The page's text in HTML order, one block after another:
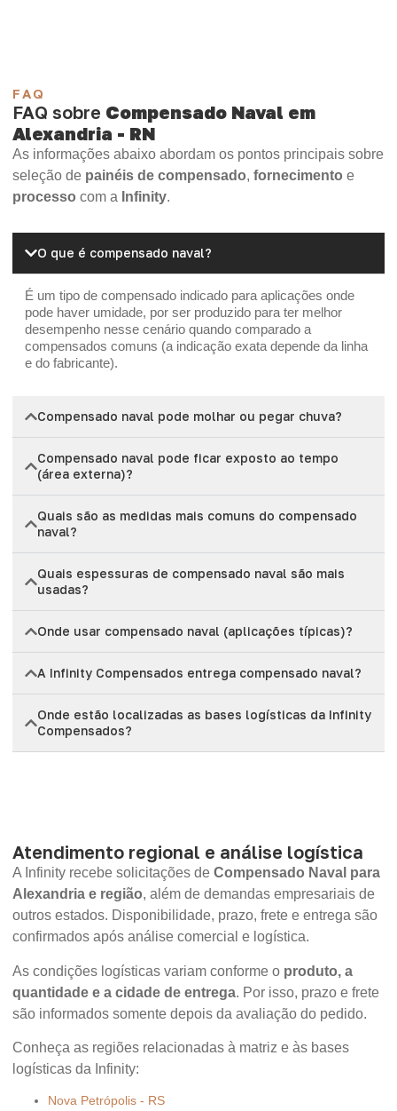
FAQ
FAQ sobre Compensado Naval em
Alexandria - RN
As informações abaixo abordam os pontos principais sobre
seleção de painéis de compensado, fornecimento e
processo com a Infinity.
O que é compensado naval?
É um tipo de compensado indicado para aplicações onde
pode haver umidade, por ser produzido para ter melhor
desempenho nesse cenário quando comparado a
compensados comuns (a indicação exata depende da linha
e do fabricante).
Compensado naval pode molhar ou pegar chuva?
Compensado naval pode ficar exposto ao tempo
(área externa)?
Quais são as medidas mais comuns do compensado
naval?
Quais espessuras de compensado naval são mais
usadas?
Onde usar compensado naval (aplicações típicas)?
A Infinity Compensados entrega compensado naval?
Onde estão localizadas as bases logísticas da Infinity
Compensados?
Atendimento regional e análise logística
A Infinity recebe solicitações de Compensado Naval para
Alexandria e região, além de demandas empresariais de
outros estados. Disponibilidade, prazo, frete e entrega são
confirmados após análise comercial e logística.
As condições logísticas variam conforme o produto, a
quantidade e a cidade de entrega. Por isso, prazo e frete
são informados somente depois da avaliação do pedido.
Conheça as regiões relacionadas à matriz e às bases
logísticas da Infinity:
Nova Petrópolis - RS